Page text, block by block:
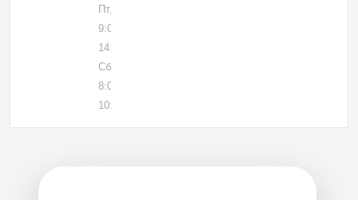
Пт, 07
9:00-
14:00
Сб, 08
8:00-
10:00